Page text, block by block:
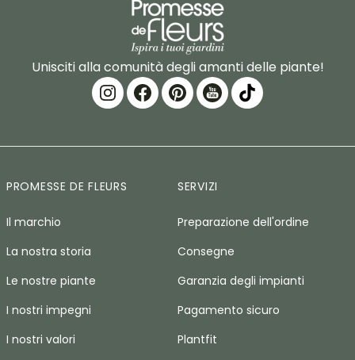
Unisciti alla comunità degli amanti delle piante!
PROMESSE DE FLEURS
Il marchio
La nostra storia
Le nostre piante
I nostri impegni
I nostri valori
SERVIZI
Preparazione dell'ordine
Consegne
Garanzia degli impianti
Pagamento sicuro
Plantfit